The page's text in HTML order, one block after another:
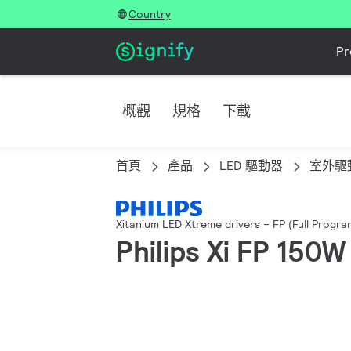
Country
概觀 規格 下載
首頁 產品 LED 驅動器 室外驅
Xitanium LED Xtreme drivers – FP (Full
Philips Xi FP